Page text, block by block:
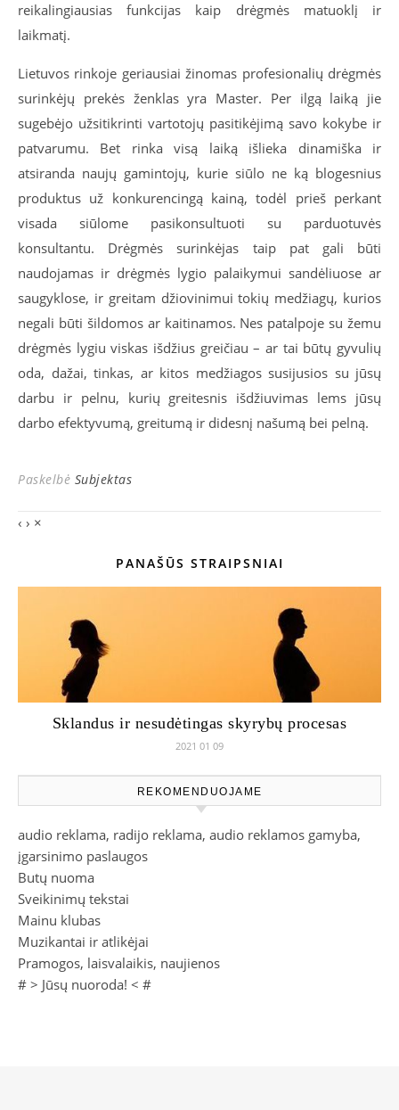
reikalingiausias funkcijas kaip drėgmės matuoklį ir
laikmatį.
Lietuvos rinkoje geriausiai žinomas profesionalių drėgmės
surinkėjų prekės ženklas yra Master. Per ilgą laiką jie
sugebėjo užsitikrinti vartotojų pasitikėjimą savo kokybe ir
patvarumu. Bet rinka visą laiką išlieka dinamiška ir
atsiranda naujų gamintojų, kurie siūlo ne ką blogesnius
produktus už konkurencingą kainą, todėl prieš perkant
visada siūlome pasikonsultuoti su parduotuvės
konsultantu. Drėgmės surinkėjas taip pat gali būti
naudojamas ir drėgmės lygio palaikymui sandėliuose ar
saugyklose, ir greitam džiovinimui tokių medžiagų, kurios
negali būti šildomos ar kaitinamos. Nes patalpoje su žemu
drėgmės lygiu viskas išdžius greičiau – ar tai būtų gyvulių
oda, dažai, tinkas, ar kitos medžiagos susijusios su jūsų
darbu ir pelnu, kurių greitesnis išdžiuvimas lems jūsų
darbo efektyvumą, greitumą ir didesnį našumą bei pelną.
Paskelbė Subjektas
‹ › ×
PANAŠŪS STRAIPSNIAI
Sklandus ir nesudėtingas skyrybų procesas
2021 01 09
REKOMENDUOJAME
audio reklama, radijo reklama, audio reklamos gamyba,
įgarsinimo paslaugos
Butų nuoma
Sveikinimų tekstai
Mainu klubas
Muzikantai ir atlikėjai
Pramogos, laisvalaikis, naujienos
# > Jūsų nuoroda! < #